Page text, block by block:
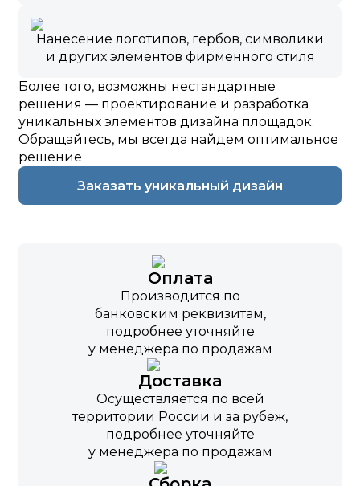
Нанесение логотипов, гербов, символики
и других элементов фирменного стиля
Более того, возможны нестандартные
решения — проектирование и разработка
уникальных элементов дизайна площадок.
Обращайтесь, мы всегда найдем оптимальное
решение
Заказать уникальный дизайн
Оплата
Производится по
банковским реквизитам,
подробнее уточняйте
у менеджера по продажам
Доставка
Осуществляется по всей
территории России и за рубеж,
подробнее уточняйте
у менеджера по продажам